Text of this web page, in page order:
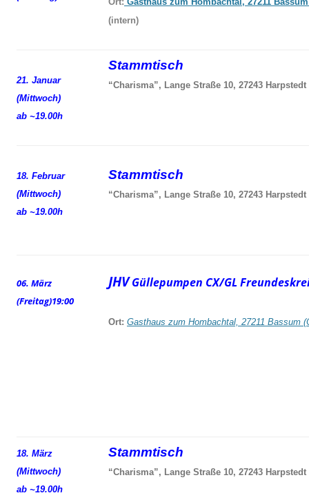
(intern)
21. Januar
(Mittwoch)
ab ~19.00h
Stammtisch
“Charisma”, Lange Straße 10, 27243 Harpstedt
18. Februar
(Mittwoch)
ab ~19.00h
Stammtisch
“Charisma”, Lange Straße 10, 27243 Harpstedt
06. März
(Freitag)19:00
JHV Güllepumpen CX/GL
Ort: Gasthaus zum Hombachtal, 27211 Bassum
18. März
(Mittwoch)
ab ~19.00h
Stammtisch
“Charisma”, Lange Straße 10, 27243 Harpstedt